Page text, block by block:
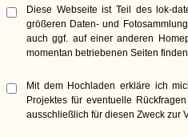
Diese Webseite ist Teil des lok-
größeren Daten- und
auch ggf. auf einer anderen
momentan betriebenen Seiten
Mit dem Hochladen erkläre ich
Projektes für eventuelle
ausschließlich für diesen Zweck zur